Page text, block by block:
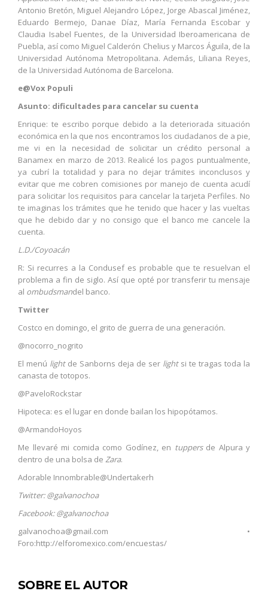
Antonio Bretón, Miguel Alejandro López, Jorge Abascal Jiménez,
Eduardo Bermejo, Danae Díaz, María Fernanda Escobar y
Claudia Isabel Fuentes, de la Universidad Iberoamericana de
Puebla, así como Miguel Calderón Chelius y Marcos Águila, de la
Universidad Autónoma Metropolitana. Además, Liliana Reyes,
de la Universidad Autónoma de Barcelona.
e@Vox Populi
Asunto: dificultades para cancelar su cuenta
Enrique: te escribo porque debido a la deteriorada situación
económica en la que nos encontramos los ciudadanos de a pie,
me vi en la necesidad de solicitar un crédito personal a
Banamex en marzo de 2013. Realicé los pagos puntualmente,
ya cubrí la totalidad y para no dejar trámites inconclusos y
evitar que me cobren comisiones por manejo de cuenta acudí
para solicitar los requisitos para cancelar la tarjeta Perfiles. No
te imaginas los trámites que he tenido que hacer y las vueltas
que he debido dar y no consigo que el banco me cancele la
cuenta.
L.D./Coyoacán
R: Si recurres a la Condusef es probable que te resuelvan el
problema a fin de siglo. Así que opté por transferir tu mensaje
al ombudsmandel banco.
Twitter
Costco en domingo, el grito de guerra de una generación.
@nocorro_nogrito
El menú lightde Sanborns deja de ser lightsi te tragas toda la
canasta de totopos.
@PaveloRockstar
Hipoteca: es el lugar en donde bailan los hipopótamos.
@ArmandoHoyos
Me llevaré mi comida como Godínez, en tuppersde Alpura y
dentro de una bolsa de Zara.
Adorable Innombrable@Undertakerh
Twitter:@galvanochoa
Facebook:@galvanochoa
galvanochoa@gmail.com •
Foro:http://elforomexico.com/encuestas/
SOBRE EL AUTOR